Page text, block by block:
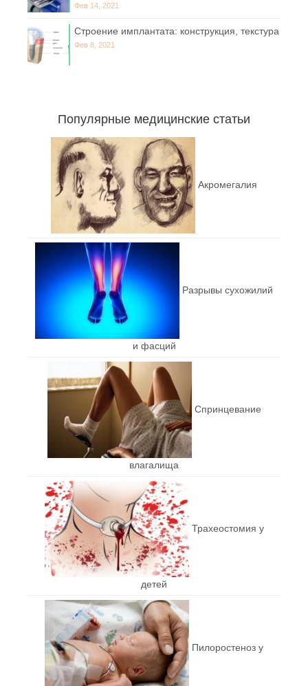
Фев 14, 2021
Строение имплантата: конструкция, текстура
Фев 8, 2021
Популярные медицинские статьи
Акромегалия
Разрывы сухожилий
и фасций
Спринцевание
влагалища
Трахеостомия у
детей
Пилоростеноз у